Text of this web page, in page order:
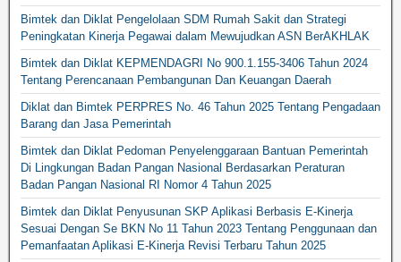
Bimtek dan Diklat Pengelolaan SDM Rumah Sakit dan Strategi
Peningkatan Kinerja Pegawai dalam Mewujudkan ASN BerAKHLAK
Bimtek dan Diklat KEPMENDAGRI No 900.1.155-3406 Tahun 2024
Tentang Perencanaan Pembangunan Dan Keuangan Daerah
Diklat dan Bimtek PERPRES No. 46 Tahun 2025 Tentang Pengadaan
Barang dan Jasa Pemerintah
Bimtek dan Diklat Pedoman Penyelenggaraan Bantuan Pemerintah
Di Lingkungan Badan Pangan Nasional Berdasarkan Peraturan
Badan Pangan Nasional RI Nomor 4 Tahun 2025
Bimtek dan Diklat Penyusunan SKP Aplikasi Berbasis E-Kinerja
Sesuai Dengan Se BKN No 11 Tahun 2023 Tentang Penggunaan dan
Pemanfaatan Aplikasi E-Kinerja Revisi Terbaru Tahun 2025